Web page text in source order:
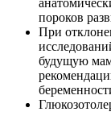
пороков
При
будущую